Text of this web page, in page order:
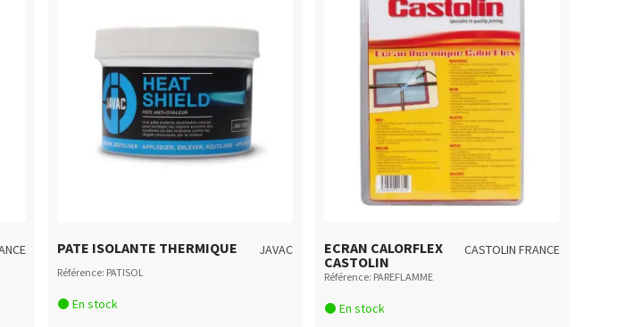
PATE ISOLANTE THERMIQUE JAVAC
Référence: PATISOL
En stock
ECRAN CALORFLEX
CASTOLIN
CASTOLIN FRANCE
Référence: PAREFLAMME
En stock